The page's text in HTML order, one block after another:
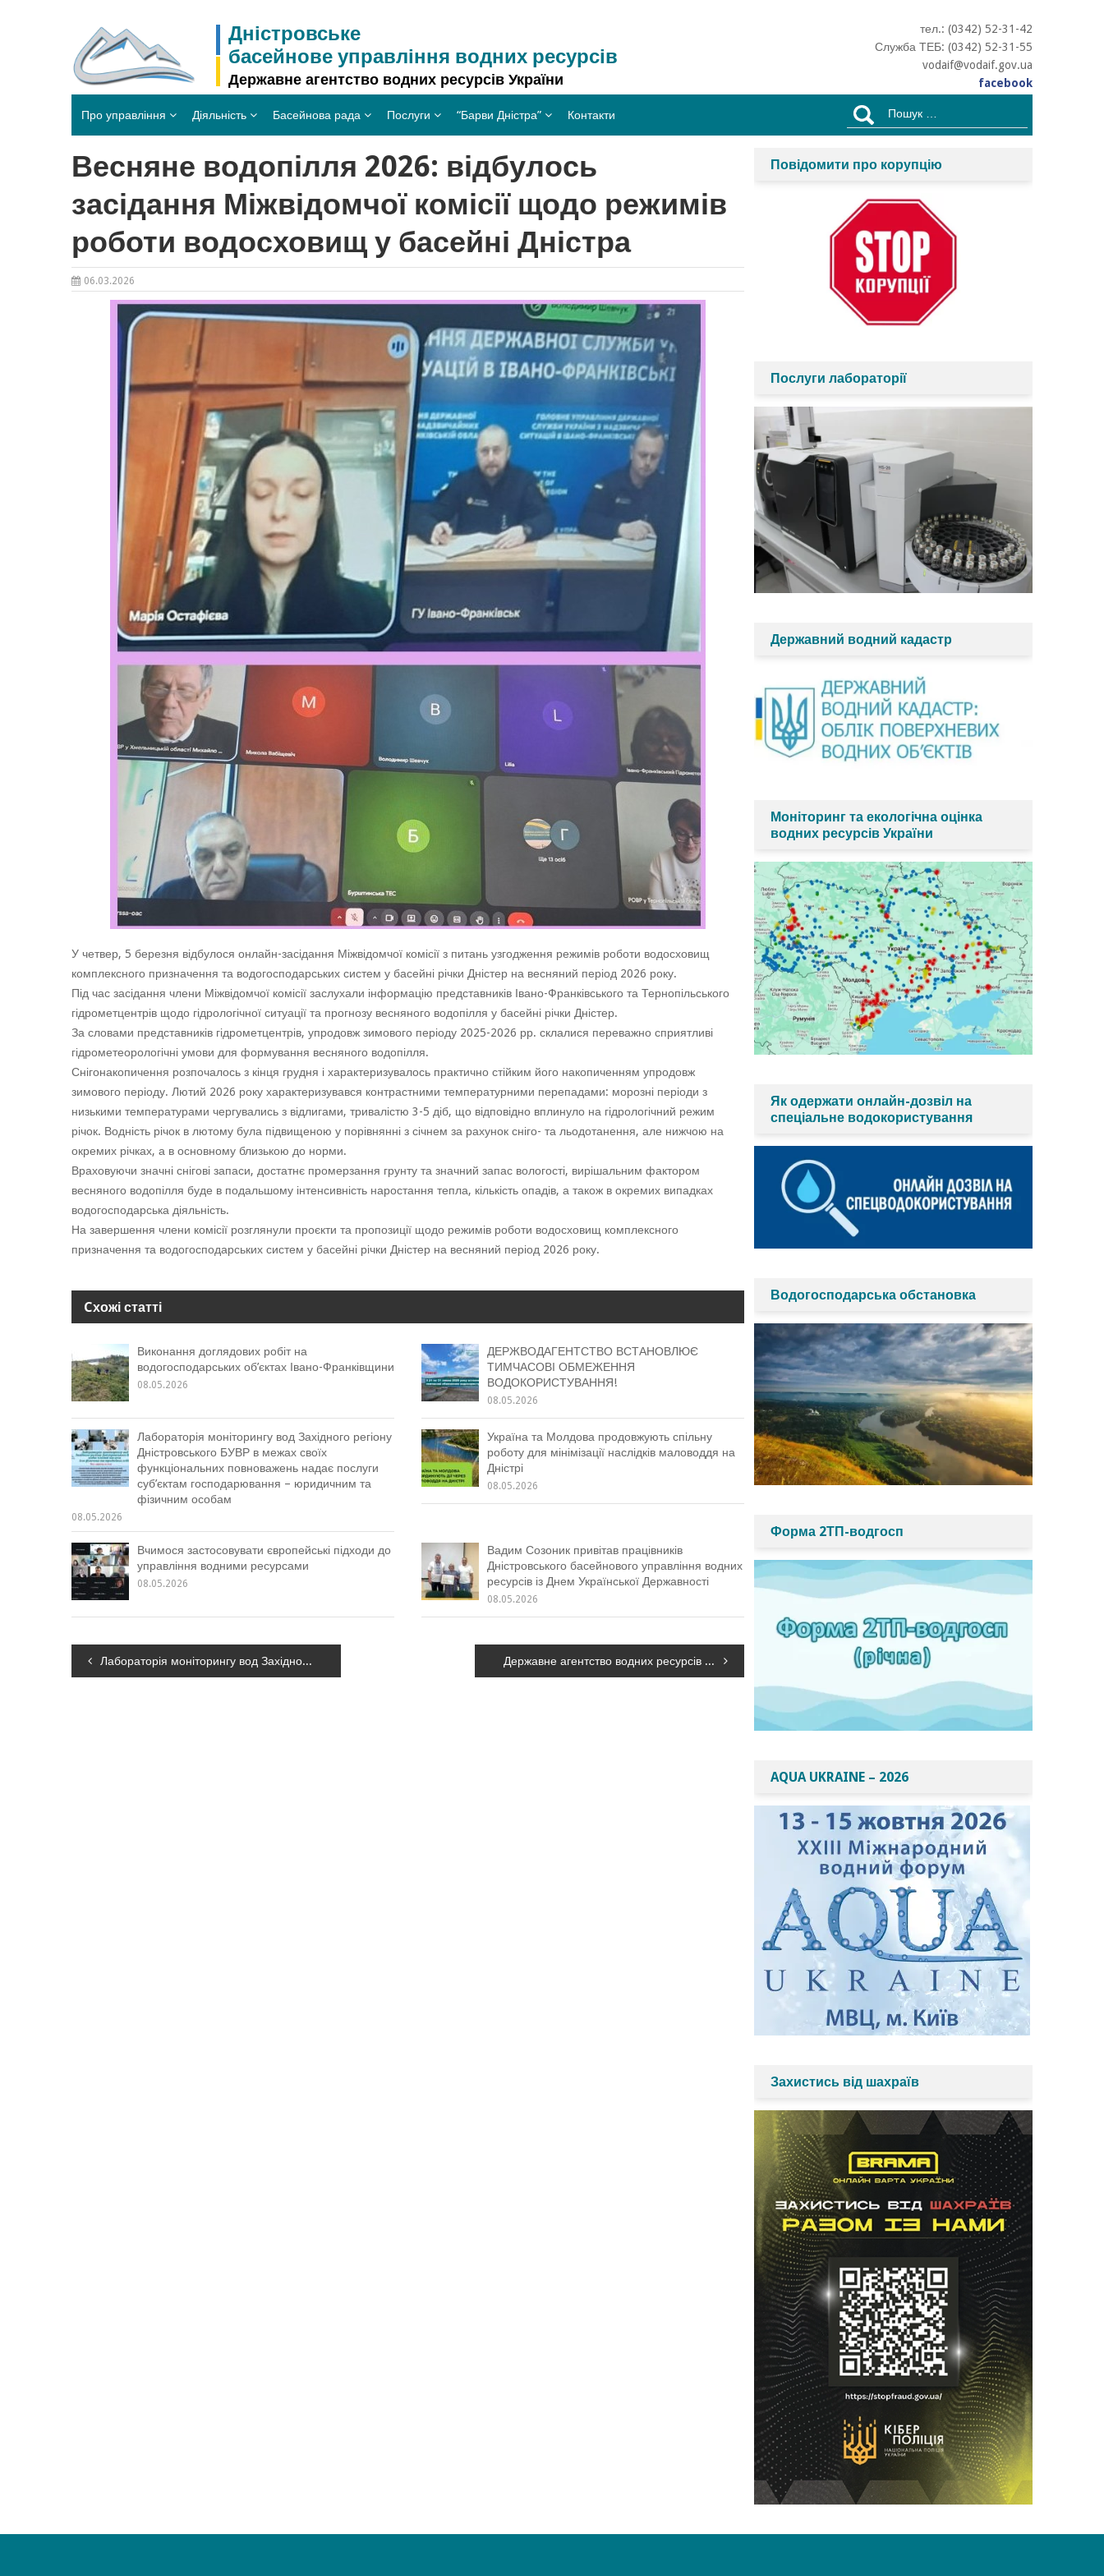
Дністровське
басейнове управління водних ресурсів
Державне агентство водних ресурсів України
тел.: (0342) 52-31-42
Служба ТЕБ: (0342) 52-31-55
vodaif@vodaif.gov.ua
facebook
Про управління Діяльність Басейнова рада Послуги “Барви Дністра” Контакти
Пошук:
Весняне водопілля 2026: відбулось
засідання Міжвідомчої комісії щодо режимів
роботи водосховищ у басейні Дністра
06.03.2026
У четвер, 5 березня відбулося онлайн-засідання Міжвідомчої комісії з питань узгодження режимів роботи водосховищ
комплексного призначення та водогосподарських систем у басейні річки Дністер на весняний період 2026 року.
Під час засідання члени Міжвідомчої комісії заслухали інформацію представників Івано-Франківського та Тернопільського
гідрометцентрів щодо гідрологічної ситуації та прогнозу весняного водопілля у басейні річки Дністер.
За словами представників гідрометцентрів, упродовж зимового періоду 2025-2026 рр. склалися переважно сприятливі
гідрометеорологічні умови для формування весняного водопілля.
Снігонакопичення розпочалось з кінця грудня і характеризувалось практично стійким його накопиченням упродовж
зимового періоду. Лютий 2026 року характеризувався контрастними температурними перепадами: морозні періоди з
низькими температурами чергувались з відлигами, тривалістю 3-5 діб, що відповідно вплинуло на гідрологічний режим
річок. Водність річок в лютому була підвищеною у порівнянні з січнем за рахунок сніго- та льодотанення, але нижчою на
окремих річках, а в основному близькою до норми.
Враховуючи значні снігові запаси, достатнє промерзання грунту та значний запас вологості, вирішальним фактором
весняного водопілля буде в подальшому інтенсивність наростання тепла, кількість опадів, а також в окремих випадках
водогосподарська діяльність.
На завершення члени комісії розглянули проєкти та пропозиції щодо режимів роботи водосховищ комплексного
призначення та водогосподарських систем у басейні річки Дністер на весняний період 2026 року.
Cхожі статті
Виконання доглядових робіт на
водогосподарських об’єктах Івано-Франківщини
08.05.2026
ДЕРЖВОДАГЕНТСТВО ВСТАНОВЛЮЄ
ТИМЧАСОВІ ОБМЕЖЕННЯ
ВОДОКОРИСТУВАННЯ!
08.05.2026
Лабораторія моніторингу вод Західного регіону
Дністровського БУВР в межах своїх
функціональних повноважень надає послуги
суб’єктам господарювання – юридичним та
фізичним особам
08.05.2026
Україна та Молдова продовжують спільну
роботу для мінімізації наслідків маловоддя на
Дністрі
08.05.2026
Вчимося застосовувати європейські підходи до
управління водними ресурсами
08.05.2026
Вадим Созоник привітав працівників
Дністровського басейнового управління водних
ресурсів із Днем Української Державності
08.05.2026
Навігація
Лабораторія моніторингу вод Західного регіону Дністровського БУВР в межах своїх функціональних повноважень надає послуги суб’єктам господарювання – юридичним та фізичним особам Державне агентство водних ресурсів України щиро вітає всіх жінок з Міжнародним жіночим днем 8 Березня!
Повідомити про корупцію
Послуги лабораторії
Державний водний кадастр
Моніторинг та екологічна оцінка
водних ресурсів України
Як одержати онлайн-дозвіл на
спеціальне водокористування
Водогосподарська обстановка
Форма 2ТП-водгосп
AQUA UKRAINE – 2026
Захистись від шахраїв